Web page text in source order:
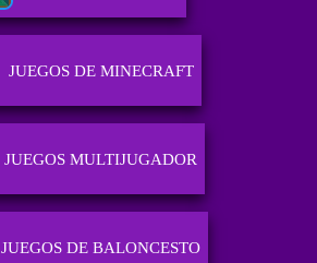
JUEGOS DE MINECRAFT
JUEGOS MULTIJUGADOR
JUEGOS DE BALONCESTO